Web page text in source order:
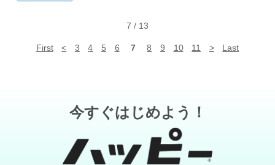
ら 下の名前を教えてくれた(^^) それから 毎日
な話をするようになって 職場のお店を教えて
仕事をしてる所をみて見たくなって 夜中だけ
ど 車で 約行きは50分をかけて 行き お店を発
見出来て入ってみて( ＾∀＾) レジの所で 女性
の店員さんが来て 注文を聞きに来て 適当に持
ち帰りで注文をして 出来て持ってきた時に 〇
〇〇さんは居ますか？ て 聞いたら… 私です(о
7 / 13
First < 3 4 5 6 7 8 9 10 11 > Last
今すぐはじめよう！